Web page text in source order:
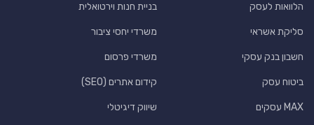
הלוואות לעסק
סליקת אשראי
חשבון בנק עסקי
ביטוח עסק
MAX עסקים
בניית חנות וירטואלית
משרדי יחסי ציבור
משרדי פרסום
קידום אתרים (SEO)
שיווק דיגיטלי